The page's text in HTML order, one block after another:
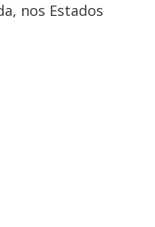
nos Estados